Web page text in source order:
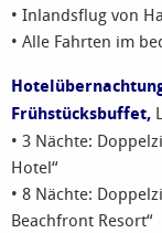
• Inlandsflug von
• Alle Fahrten im
Frühstücksbuffet,
• 3 Nächte:
Hotel“
• 8 Nächte:
Beachfront Resort“